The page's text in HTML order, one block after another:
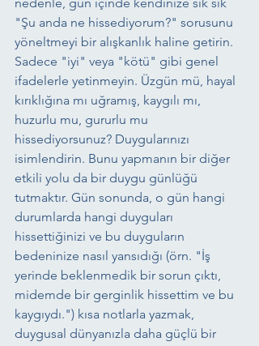
"Şu anda ne hissediyorum?" sorusunu
yöneltmeyi bir alışkanlık haline getirin.
Sadece "iyi" veya "kötü" gibi genel
ifadelerle yetinmeyin. Üzgün mü, hayal
kırıklığına mı uğramış, kaygılı mı,
huzurlu mu, gururlu mu
hissediyorsunuz? Duygularınızı
isimlendirin. Bunu yapmanın bir diğer
etkili yolu da bir duygu günlüğü
tutmaktır. Gün sonunda, o gün hangi
durumlarda hangi duyguları
hissettiğinizi ve bu duyguların
bedeninize nasıl yansıdığı (örn. "İş
yerinde beklenmedik bir sorun çıktı,
midemde bir gerginlik hissettim ve bu
kaygıydı.") kısa notlarla yazmak,
duygusal dünyanızla daha güçlü bir